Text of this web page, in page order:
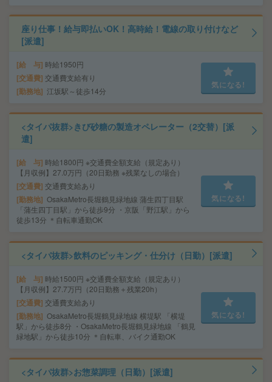
座り仕事！給与即払いOK！高時給！電線の取り付けなど
[派遣]
給 与 時給1950円
交通費 交通費支給有り
勤務地 江坂駅～徒歩14分
気になる!
<タイパ抜群>きび砂糖の製造オペレーター（2交替）[派
遣]
給 与 時給1800円 ※交通費全額支給（規定あり）
【月収例】27.0万円（20日勤務 ※残業なしの場合）
交通費 交通費支給あり
勤務地 OsakaMetro長堀鶴見緑地線 蒲生四丁目駅
「蒲生四丁目駅」から徒歩9分 ・京阪「野江駅」から
徒歩13分 ＊自転車通勤OK
気になる!
<タイパ抜群>飲料のピッキング・仕分け（日勤）[派遣]
給 与 時給1500円 ※交通費全額支給（規定あり）
【月収例】27.7万円（20日勤務＋残業20h）
交通費 交通費支給あり
勤務地 OsakaMetro長堀鶴見緑地線 横堤駅 「横堤
駅」から徒歩8分 ・OsakaMetro長堀鶴見緑地線 「鶴見
緑地駅」から徒歩10分 ＊自転車、バイク通勤OK
気になる!
<タイパ抜群>お惣菜調理（日勤）[派遣]